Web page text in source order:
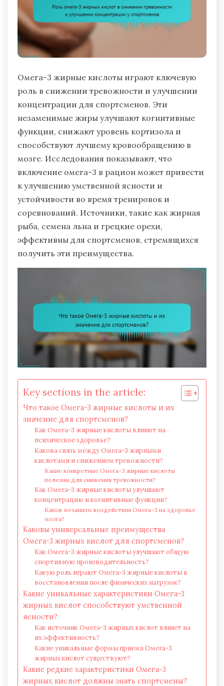
Омега-3 жирные кислоты играют ключевую
роль в снижении тревожности и улучшении
концентрации для спортсменов. Эти
незаменимые жиры улучшают когнитивные
функции, снижают уровень кортизола и
способствуют лучшему кровообращению в
мозге. Исследования показывают, что
включение омега-3 в рацион может привести
к улучшению умственной ясности и
устойчивости во время тренировок и
соревнований. Источники, такие как жирная
рыба, семена льна и грецкие орехи,
эффективны для спортсменов, стремящихся
получить эти преимущества.
Key sections in the article:
Что такое Омега-3 жирные кислоты и их
значение для спортсменов?
Как Омега-3 жирные кислоты влияют на
психическое здоровье?
Какова связь между Омега-3 жирными
кислотами и снижением тревожности?
Какие конкретные Омега-3 жирные кислоты
полезны для снижения тревожности?
Как Омега-3 жирные кислоты улучшают
концентрацию и когнитивные функции?
Каков механизм воздействия Омега-3 на здоровье
мозга?
Каковы универсальные преимущества
Омега-3 жирных кислот для спортсменов?
Как Омега-3 жирные кислоты улучшают общую
спортивную производительность?
Какую роль играют Омега-3 жирные кислоты в
восстановлении после физических нагрузок?
Какие уникальные характеристики Омега-3
жирных кислот способствуют умственной
ясности?
Как источник Омега-3 жирных кислот влияет на
их эффективность?
Какие уникальные формы приема Омега-3
жирных кислот существуют?
Какие редкие характеристики Омега-3
жирных кислот должны знать спортсмены?